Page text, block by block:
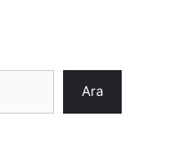
Ara